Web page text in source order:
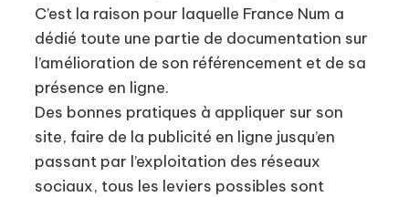
C’est la raison pour laquelle France Num a
dédié toute une partie de documentation sur
l’amélioration de son référencement et de sa
présence en ligne.
Des bonnes pratiques à appliquer sur son
site, faire de la publicité en ligne jusqu’en
passant par l’exploitation des réseaux
sociaux, tous les leviers possibles sont